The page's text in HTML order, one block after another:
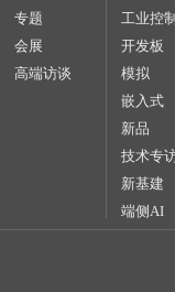
专题
会展
高端访谈
工业控制
开发板
模拟
嵌入式
新品
技术专
新基建
端侧AI